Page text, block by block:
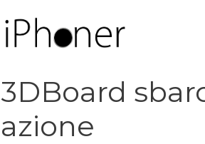
3DBoard
azione